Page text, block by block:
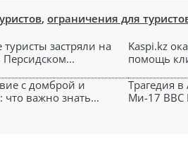
, ограничения для
застряли на
Персидском...
Kaspi.kz
помощь
с домброй и
что важно знать...
Трагедия
Ми-17 ВВС